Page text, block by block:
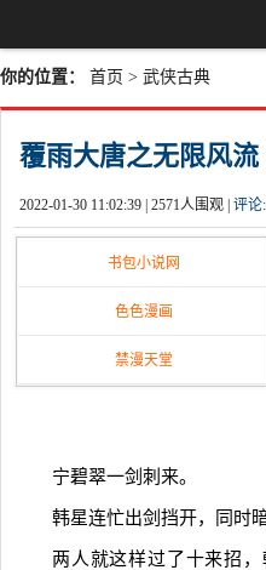
你的位置： 首页 > 武侠古典
覆雨大唐之无限风
2022-01-30 11:02:39 | 2571人围观 | 评论:
书包小说网
色色漫画
禁漫天堂
宁碧翠一剑刺来。
韩星连忙出剑挡开，同时
两人就这样过了十来招